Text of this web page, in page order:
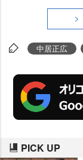
中居正広
PICK UP